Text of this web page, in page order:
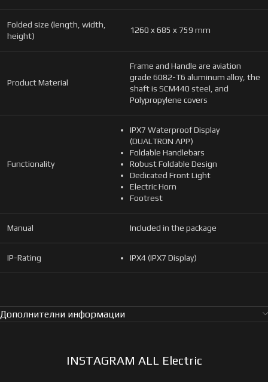
Folded size (length, width,
height)
1260 x 685 x 759 mm
Product Material
Frame and Handle are aviation
grade 6082-T6 aluminum alloy, the
shaft is SCM440 steel, and
Polypropylene covers
Functionality
IPX7 Waterproof Display
(DUALTRON APP)
Foldable Handlebars
Robust Foldable Design
Dedicated Front Light
Electric Horn
Footrest
Manual Included in the package
IP-Rating IPX4 (IPX7 Display)
Дополнителни информации
INSTAGRAM ALL Electric